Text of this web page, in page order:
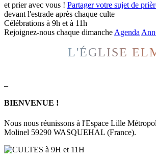
et prier avec vous ! Partager votre sujet de
devant l'estrade après chaque culte
Célébrations à 9h et à 11h
Rejoignez-nous chaque dimanche Agenda
L'ÉGLISE
BIENVENUE !
Nous nous réunissons à l'Espace Lille
Molinel 59290 WASQUEHAL (France).